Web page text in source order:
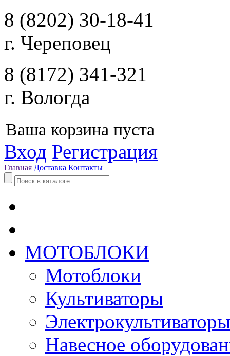
8 (8202) 30-18-41
г. Череповец
8 (8172) 341-321
г. Вологда
Ваша корзина пуста
Вход Регистрация
Главная Доставка Контакты
МОТОБЛОКИ
Мотоблоки
Культиваторы
Электрокультиваторы
Навесное